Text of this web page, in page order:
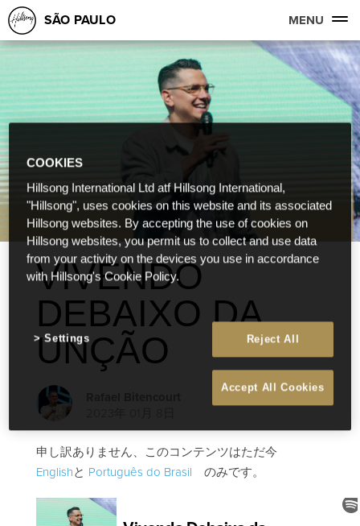
SÃO PAULO MENU
VIVENDO
DEBAIXO DA
UNÇÃO
申し訳ありません、このコンテンツはただ今
Englishと Português do Brasil のみです。
COOKIES
Hillsong International Ltd atf Hillsong International,
"Hillsong", uses cookies on this website and its associated
Hillsong websites. By accepting the use of cookies on
Hillsong websites, you permit us to collect and use data
from your activity on the devices you use in accordance
with Hillsong's Cookie Policy.
Reject All
Accept All Cookies
Settings